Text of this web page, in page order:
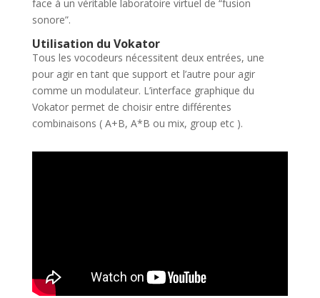
face à un véritable laboratoire virtuel de “fusion
sonore”.
Utilisation du Vokator
Tous les vocodeurs nécessitent deux entrées, une
pour agir en tant que support et l’autre pour agir
comme un modulateur. L’interface graphique du
Vokator permet de choisir entre différentes
combinaisons ( A+B, A*B ou mix, group etc ).